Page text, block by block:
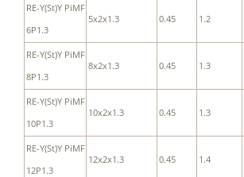
RE-Y(St)Y PiMF
6P1.3
5x2x1.3 0.45 1.2
RE-Y(St)Y PiMF
8P1.3
8x2x1.3 0.45 1.3
RE-Y(St)Y PiMF
10P1.3
10x2x1.3 0.45 1.3
RE-Y(St)Y PiMF
12P1.3
12x2x1.3 0.45 1.4